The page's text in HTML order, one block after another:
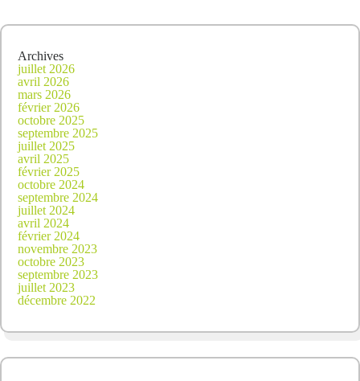
Archives
juillet 2026
avril 2026
mars 2026
février 2026
octobre 2025
septembre 2025
juillet 2025
avril 2025
février 2025
octobre 2024
septembre 2024
juillet 2024
avril 2024
février 2024
novembre 2023
octobre 2023
septembre 2023
juillet 2023
décembre 2022